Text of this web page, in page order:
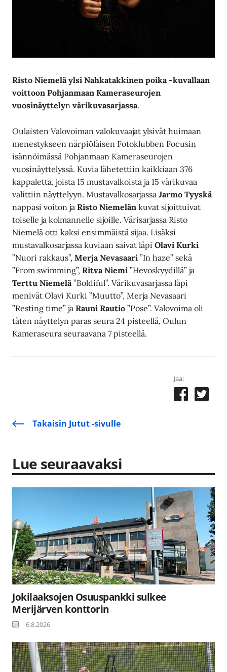
Risto Niemelä ylsi Nahkatakkinen poika -kuvallaan
voittoon Pohjanmaan Kameraseurojen
vuosinäyttelynvärikuvasarjassa.
Oulaisten Valovoiman valokuvaajat ylsivät huimaan
menestykseen närpiöläisen Fotoklubben Focusin
isännöimässä Pohjanmaan Kameraseurojen
vuosinäyttelyssä. Kuvia lähetettiin kaikkiaan 376
kappaletta, joista 15 mustavalkoista ja 15 värikuvaa
valittiin näyttelyyn. MustavalkosarjassaJarmo Tyyskä
nappasi voiton jaRisto Niemelän kuvat sijoittuivat
toiselle ja kolmannelle sijoille. Värisarjassa Risto
Niemelä otti kaksi ensimmäistä sijaa. Lisäksi
mustavalkosarjassa kuviaan saivat läpiOlavi Kurki
”Nuori rakkaus”,Merja Nevasaari ”In haze” sekä
”From swimming”,Ritva Niemi ”Hevoskyydillä” ja
Terttu Niemelä ”Boldiful”. Värikuvasarjassa läpi
menivät Olavi Kurki ”Muutto”, Merja Nevasaari
”Resting time” jaRauni Rautio ”Pose”. Valovoima oli
täten näyttelyn paras seura 24 pisteellä, Oulun
Kameraseura seuraavana 7 pisteellä.
Jaa:
Takaisin Jutut -sivulle
Lue seuraavaksi
Jokilaaksojen Osuuspankki sulkee
Merijärven konttorin
6.8.2026